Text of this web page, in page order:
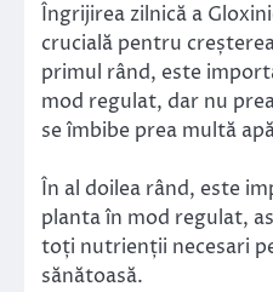
Îngrijirea zilnică a
crucială pentru
primul rând, este
mod regulat, dar nu
se îmbibe prea multă
În al doilea rând, este
planta în mod regulat,
toți nutrienții necesari
sănătoasă.